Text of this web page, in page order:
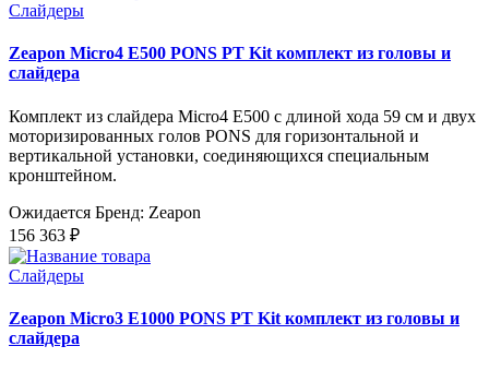
Слайдеры
Zeapon Micro4 E500 PONS PT Kit комплект из головы и
слайдера
Комплект из слайдера Micro4 E500 с длиной хода 59 см и двух
моторизированных голов PONS для горизонтальной и
вертикальной установки, соединяющихся специальным
кронштейном.
Ожидается Бренд: Zeapon
156 363 ₽
Слайдеры
Zeapon Micro3 E1000 PONS PT Kit комплект из головы и
слайдера